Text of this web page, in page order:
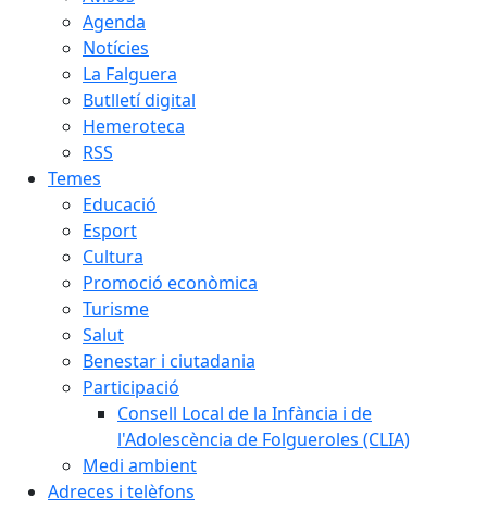
Agenda
Notícies
La Falguera
Butlletí digital
Hemeroteca
RSS
Temes
Educació
Esport
Cultura
Promoció econòmica
Turisme
Salut
Benestar i ciutadania
Participació
Consell Local de la Infància i de
l'Adolescència de Folgueroles (CLIA)
Medi ambient
Adreces i telèfons